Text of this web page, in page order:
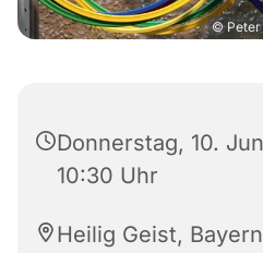
© Peter
Donnerstag, 10.
10:30 Uhr
Heilig Geist,